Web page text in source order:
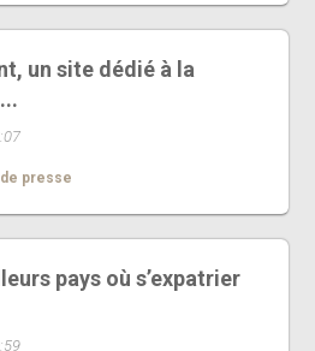
un site dédié à la
presse
pays où s’expatrier